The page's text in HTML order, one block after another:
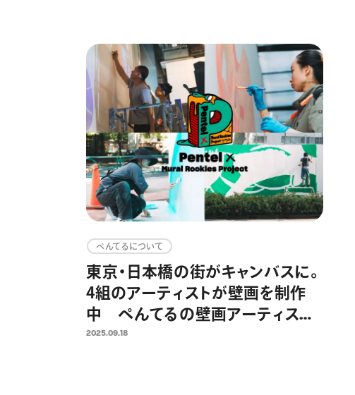
ーインキが華やかに彩る
ぺんてるについて
東京・日本橋の街がキャンバスに。
4組のアーティストが壁画を制作
中 ぺんてるの壁画アーティスト
育成プログラム「Pentel × Mural
2025.09.18